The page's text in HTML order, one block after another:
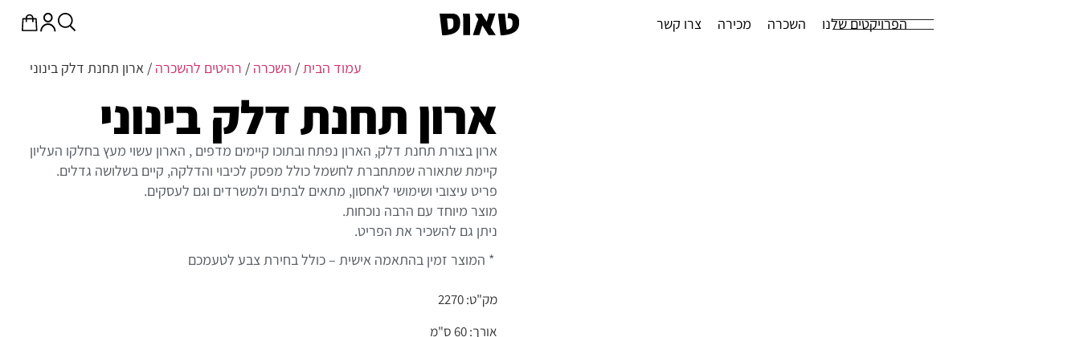
הפרויקטים שלנו השכרה מכירה צרו קשר
עמוד הבית/ השכרה / רהיטים להשכרה / ארון תחנת דלק בינוני
ארון תחנת דלק בינוני
ארון בצורת תחנת דלק, הארון נפתח ובתוכו קיימים מדפים , הארון עשוי מעץ בחלקו העליון
קיימת שתאורה שמתחברת לחשמל כולל מפסק לכיבוי והדלקה, קיים בשלושה גדלים.
פריט עיצובי ושימושי לאחסון, מתאים לבתים ולמשרדים וגם לעסקים.
מוצר מיוחד עם הרבה נוכחות.
ניתן גם להשכיר את הפריט.
* המוצר זמין בהתאמה אישית – כולל בחירת צבע לטעמכם
מק"ט: 2270
אורך: 60 ס"מ